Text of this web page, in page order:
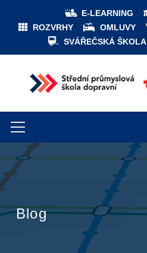
E-LEARNING
ROZVRHY
OMLUVY
SVÁŘEČSKÁ ŠKOLA
Blog